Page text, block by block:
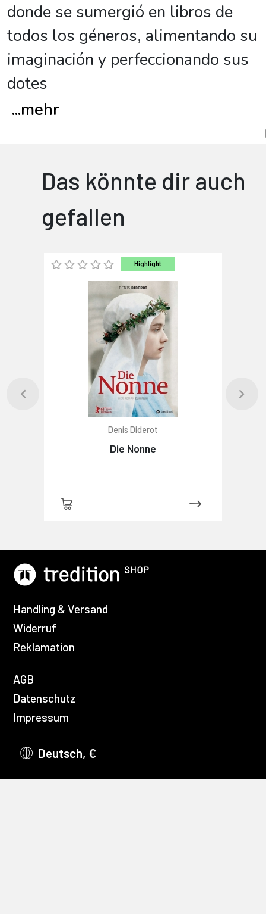
donde se sumergió en libros de
todos los géneros, alimentando su
imaginación y perfeccionando sus
dotes
...mehr
Das könnte dir auch
gefallen
Highlight
Denis Diderot
Die Nonne
Handling & Versand
Widerruf
Reklamation
AGB
Datenschutz
Impressum
Deutsch, €